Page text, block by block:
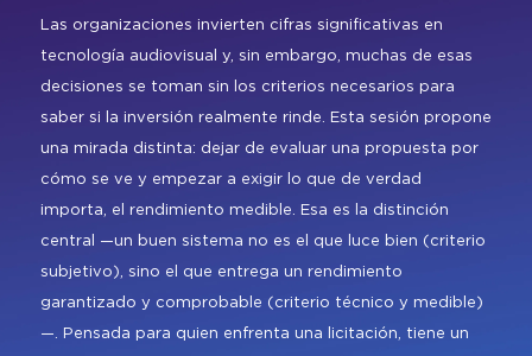
Regístrate gratis
Exhibe con nosotros
FacebookInstagramLinkedinXchangeYoutubeWhatsApp
Mezzanine
Planta de Exposición
Centro de Recursos para
Expositores
Pro Training
Beijing
Sydney (Integrate)
Las organizaciones invierten cifras significativas en
tecnología audiovisual y, sin embargo, muchas de esas
decisiones se toman sin los criterios necesarios para
saber si la inversión realmente rinde. Esta sesión propone
una mirada distinta: dejar de evaluar una propuesta por
cómo se ve y empezar a exigir lo que de verdad
importa, el rendimiento medible. Esa es la distinción
central —un buen sistema no es el que luce bien (criterio
subjetivo), sino el que entrega un rendimiento
garantizado y comprobable (criterio técnico y medible)
—. Pensada para quien enfrenta una licitación, tiene un